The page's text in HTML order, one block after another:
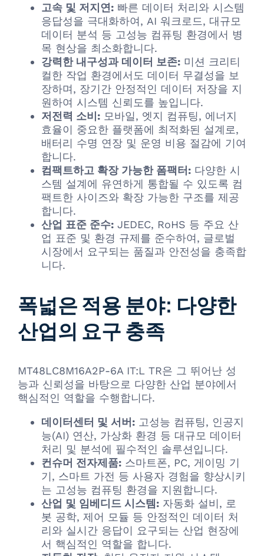
고속 및 저지연: 빠른 데이터 처리와 시스템
응답성을 극대화하여, AI 워크로드, 대규모
데이터 분석 등 고성능 컴퓨팅 환경에서 병
목 현상을 최소화합니다.
강력한 내구성과 데이터 보존: 미션 크리티
컬한 작업 환경에서도 데이터 무결성을 보
장하며, 장기간 안정적인 데이터 저장을 지
원하여 시스템 신뢰도를 높입니다.
저전력 소비: 모바일, 엣지 컴퓨팅, 에너지
효율이 중요한 플랫폼에 최적화된 설계로,
배터리 수명 연장 및 운영 비용 절감에 기여
합니다.
컴팩트하고 확장 가능한 폼팩터: 다양한 시
스템 설계에 유연하게 통합될 수 있도록 컴
팩트한 사이즈와 확장 가능한 구조를 제공
합니다.
산업 표준 준수: JEDEC, RoHS 등 주요 산
업 표준 및 환경 규제를 준수하여, 글로벌
시장에서 요구되는 품질과 안전성을 충족합
니다.
폭넓은 적용 분야: 다양한
산업의 요구 충족
MT48LC8M16A2P-6A IT:L TR은 그 뛰어난 성
능과 신뢰성을 바탕으로 다양한 산업 분야에서
핵심적인 역할을 수행합니다.
데이터센터 및 서버: 고성능 컴퓨팅, 인공지
능(AI) 연산, 가상화 환경 등 대규모 데이터
처리 및 분석에 필수적인 솔루션입니다.
컨슈머 전자제품: 스마트폰, PC, 게이밍 기
기, 스마트 가전 등 사용자 경험을 향상시키
는 고성능 컴퓨팅 환경을 지원합니다.
산업 및 임베디드 시스템: 자동화 설비, 로
봇 공학, 제어 모듈 등 안정적인 데이터 처
리와 실시간 응답이 요구되는 산업 현장에
서 핵심적인 역할을 합니다.